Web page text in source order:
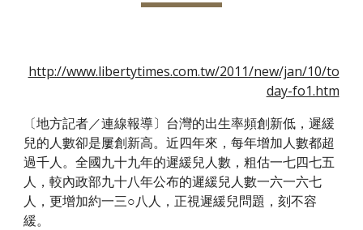
http://www.libertytimes.com.tw/2011/new/jan/10/to
day-fo1.htm
〔地方記者／連線報導〕台灣的出生率頻創新低，遲緩
兒的人數卻是屢創新高。近四年來，每年增加人數都超
過千人。全國九十九年的遲緩兒人數，粗估一七四七五
人，較內政部九十八年公布的遲緩兒人數一六一六七
人，更增加約一三○八人，正視遲緩兒問題，刻不容
緩。